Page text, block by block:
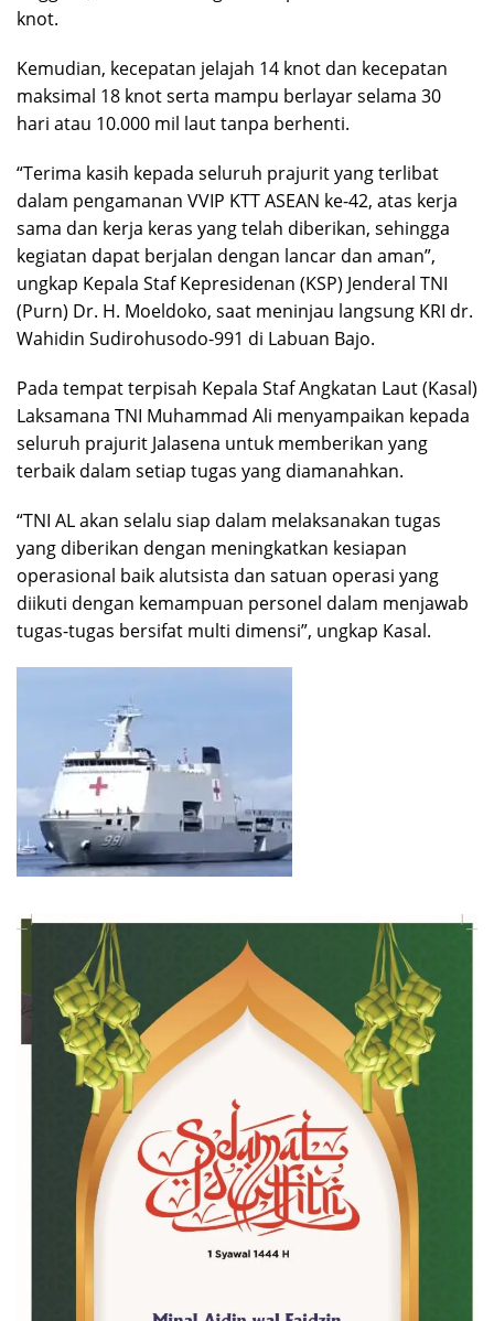
knot.
Kemudian, kecepatan jelajah 14 knot dan kecepatan
maksimal 18 knot serta mampu berlayar selama 30
hari atau 10.000 mil laut tanpa berhenti.
“Terima kasih kepada seluruh prajurit yang terlibat
dalam pengamanan VVIP KTT ASEAN ke-42, atas kerja
sama dan kerja keras yang telah diberikan, sehingga
kegiatan dapat berjalan dengan lancar dan aman”,
ungkap Kepala Staf Kepresidenan (KSP) Jenderal TNI
(Purn) Dr. H. Moeldoko, saat meninjau langsung KRI dr.
Wahidin Sudirohusodo-991 di Labuan Bajo.
Pada tempat terpisah Kepala Staf Angkatan Laut (Kasal)
Laksamana TNI Muhammad Ali menyampaikan kepada
seluruh prajurit Jalasena untuk memberikan yang
terbaik dalam setiap tugas yang diamanahkan.
“TNI AL akan selalu siap dalam melaksanakan tugas
yang diberikan dengan meningkatkan kesiapan
operasional baik alutsista dan satuan operasi yang
diikuti dengan kemampuan personel dalam menjawab
tugas-tugas bersifat multi dimensi”, ungkap Kasal.